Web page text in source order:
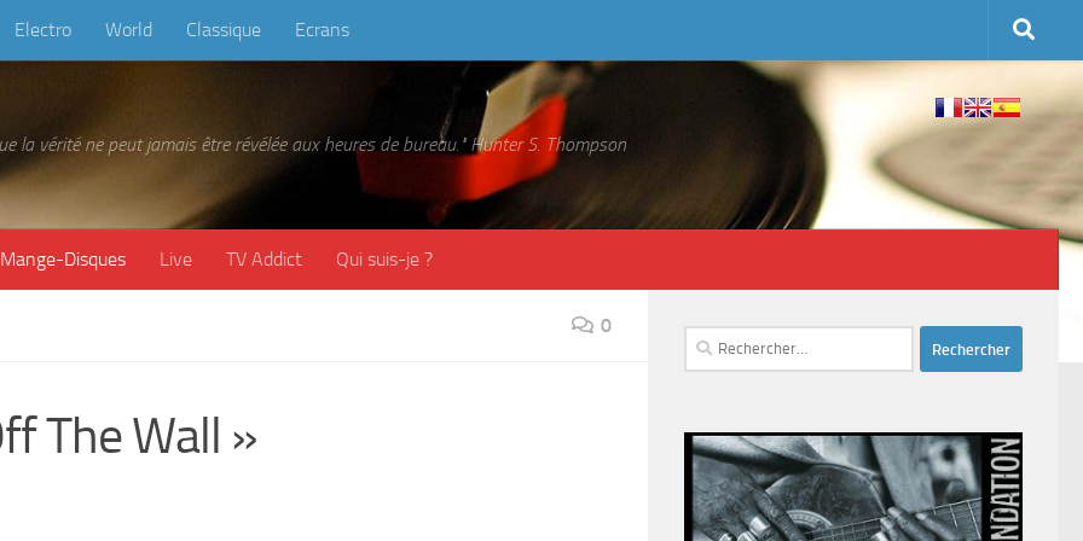
Electro World Classique Ecrans
la vérité ne peut jamais être révélée aux heures de bureau." Hunter S. Thompson
Mange-Disques Live TV Addict Qui suis-je ?
0
The Wall »
Rechercher :